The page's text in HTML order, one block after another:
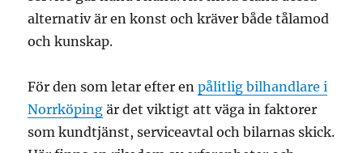
alternativ är en konst och kräver både tålamod
och kunskap.
För den som letar efter enpålitlig bilhandlare i
Norrköping är det viktigt att väga in faktorer
som kundtjänst, serviceavtal och bilarnas skick.